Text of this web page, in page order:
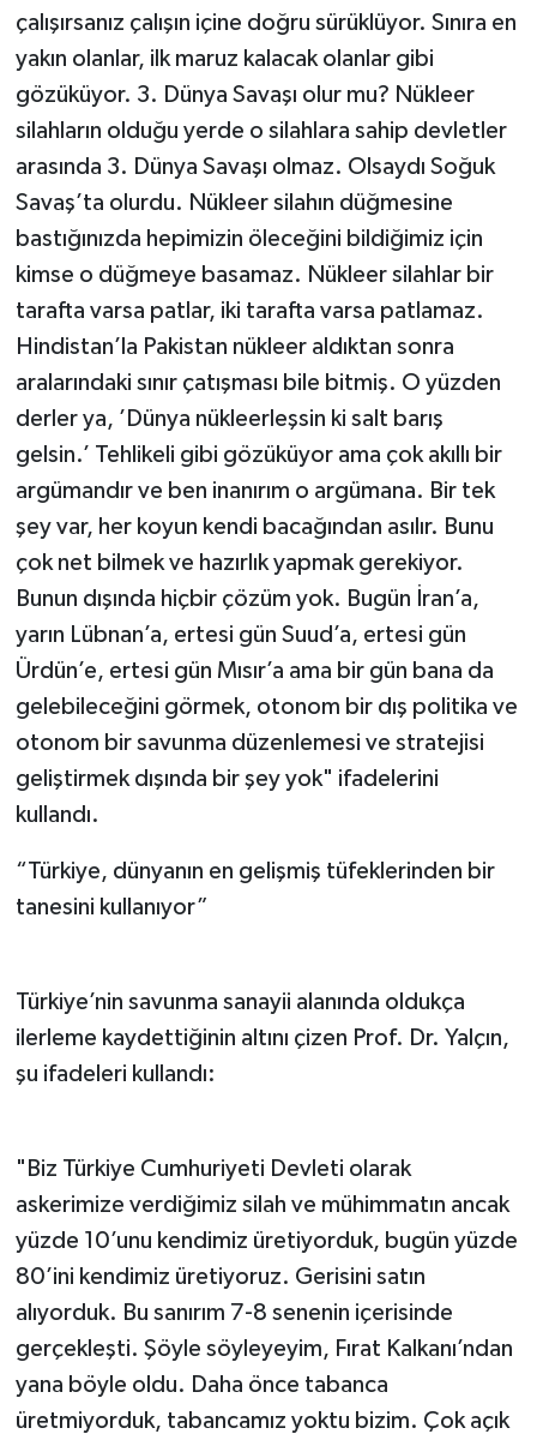
çalışırsanız çalışın içine doğru sürüklüyor. Sınıra en
yakın olanlar, ilk maruz kalacak olanlar gibi
gözüküyor. 3. Dünya Savaşı olur mu? Nükleer
silahların olduğu yerde o silahlara sahip devletler
arasında 3. Dünya Savaşı olmaz. Olsaydı Soğuk
Savaş’ta olurdu. Nükleer silahın düğmesine
bastığınızda hepimizin öleceğini bildiğimiz için
kimse o düğmeye basamaz. Nükleer silahlar bir
tarafta varsa patlar, iki tarafta varsa patlamaz.
Hindistan’la Pakistan nükleer aldıktan sonra
aralarındaki sınır çatışması bile bitmiş. O yüzden
derler ya, ’Dünya nükleerleşsin ki salt barış
gelsin.’ Tehlikeli gibi gözüküyor ama çok akıllı bir
argümandır ve ben inanırım o argümana. Bir tek
şey var, her koyun kendi bacağından asılır. Bunu
çok net bilmek ve hazırlık yapmak gerekiyor.
Bunun dışında hiçbir çözüm yok. Bugün İran’a,
yarın Lübnan’a, ertesi gün Suud’a, ertesi gün
Ürdün’e, ertesi gün Mısır’a ama bir gün bana da
gelebileceğini görmek, otonom bir dış politika ve
otonom bir savunma düzenlemesi ve stratejisi
geliştirmek dışında bir şey yok" ifadelerini
kullandı.
“Türkiye, dünyanın en gelişmiş tüfeklerinden bir
tanesini kullanıyor”
Türkiye’nin savunma sanayii alanında oldukça
ilerleme kaydettiğinin altını çizen Prof. Dr. Yalçın,
şu ifadeleri kullandı:
"Biz Türkiye Cumhuriyeti Devleti olarak
askerimize verdiğimiz silah ve mühimmatın ancak
yüzde 10’unu kendimiz üretiyorduk, bugün yüzde
80’ini kendimiz üretiyoruz. Gerisini satın
alıyorduk. Bu sanırım 7-8 senenin içerisinde
gerçekleşti. Şöyle söyleyeyim, Fırat Kalkanı’ndan
yana böyle oldu. Daha önce tabanca
üretmiyorduk, tabancamız yoktu bizim. Çok açık